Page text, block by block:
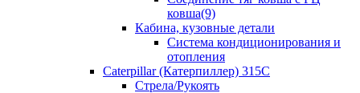
ковша(9)
Кабина, кузовные детали
Система кондиционирования и
отопления
Caterpillar (Катерпиллер) 315C
Стрела/Рукоять